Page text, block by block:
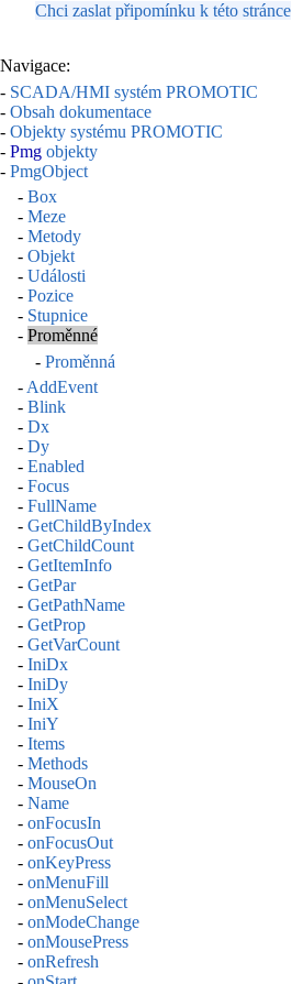
Chci zaslat připomínku k této stránce
Navigace:
- SCADA/HMI systém PROMOTIC
- Obsah dokumentace
- Objekty systému PROMOTIC
- Pmg objekty
- PmgObject
- Box
- Meze
- Metody
- Objekt
- Události
- Pozice
- Stupnice
- Proměnné
- Proměnná
- AddEvent
- Blink
- Dx
- Dy
- Enabled
- Focus
- FullName
- GetChildByIndex
- GetChildCount
- GetItemInfo
- GetPar
- GetPathName
- GetProp
- GetVarCount
- IniDx
- IniDy
- IniX
- IniY
- Items
- Methods
- MouseOn
- Name
- onFocusIn
- onFocusOut
- onKeyPress
- onMenuFill
- onMenuSelect
- onModeChange
- onMousePress
- onRefresh